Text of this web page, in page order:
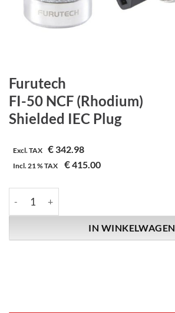
Furutech
FI-50 NCF (Rhodium)
Shielded IEC Plug
Excl. TAX € 342.98
Incl.21 %TAX €415.00
IN WINKELWAGEN